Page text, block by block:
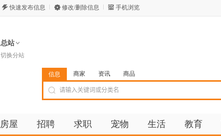
快速发布信息 修改/删除信息 手机浏览
总站
切换分站
信息 商家 资讯 商品
房屋 招聘 求职 宠物 生活 教育